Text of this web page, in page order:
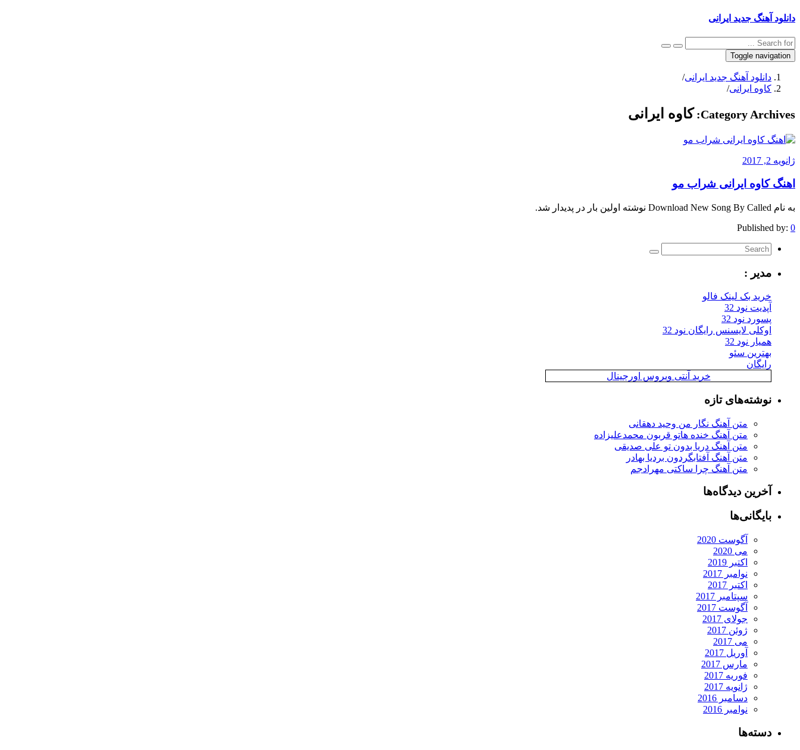
دانلود آهنگ جدید ایرانی
Toggle navigation
دانلود آهنگ جدید ایرانی/
کاوه ایرانی/
Category Archives: کاوه ایرانی
ژانویه 2, 2017
اهنگ کاوه ایرانی شراب مو
به نام Download New Song By Called نوشته اولین بار در پدیدار شد.
Published by: 0
مدیر :
خرید بک لینک فالو
آپدیت نود 32
پسورد نود 32
اوکلی لایسنس رایگان نود 32
همیار نود 32
بهترین سئو
رایگان
خرید آنتی ویروس اورجینال
نوشته‌های تازه
متن آهنگ نگار من وحید دهقانی
متن آهنگ خنده هاتو قربون محمدعلیزاده
متن آهنگ دریا بدون تو علی صدیقی
متن آهنگ آفتابگردون بردیا بهادر
متن آهنگ چرا ساکتی مهرادجم
آخرین دیدگاه‌ها
بایگانی‌ها
آگوست 2020
می 2020
اکتبر 2019
نوامبر 2017
اکتبر 2017
سپتامبر 2017
آگوست 2017
جولای 2017
ژوئن 2017
می 2017
آوریل 2017
مارس 2017
فوریه 2017
ژانویه 2017
دسامبر 2016
نوامبر 2016
دسته‌ها